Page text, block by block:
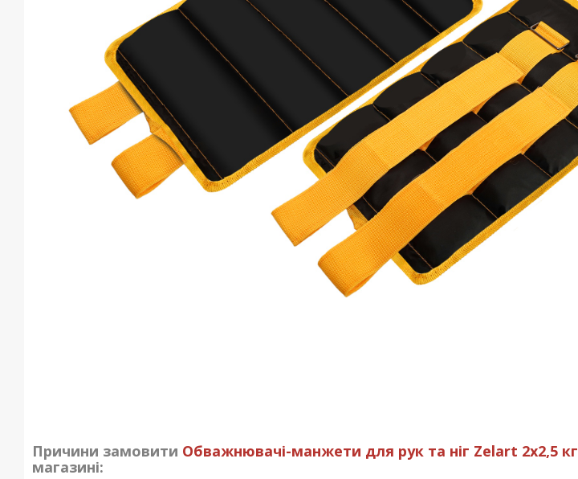
Причини замовити Обважнювачі-манжети для рук та ніг Zelart 2x2,5 кг
магазині: